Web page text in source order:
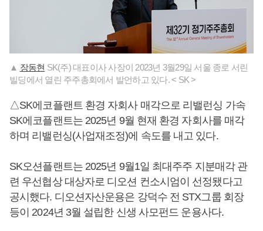
▲ 장동현 SK(주) 대표이사 사장이 2023년 3월29일 서울 종로 서린
빌딩에서 열린 주주총회에서 발언하고 있다. < SK >
△SK에코플랜트 환경 자회사 매각으로 리밸런싱 가속
SK에코플랜트는 2025년 9월 현재 환경 자회사를 매각
하며 리밸런싱(사업재조정)에 속도를 내고 있다.
SK오션플랜트는 2025년 9월1일 최대주주 지분매각 관
련 우선협상 대상자로 디오션 컨소시엄이 선정됐다고
공시했다. 디오션자산운용은 강덕수 전 STX그룹 회장
등이 2024년 3월 설립한 신생 사모펀드 운용사다.